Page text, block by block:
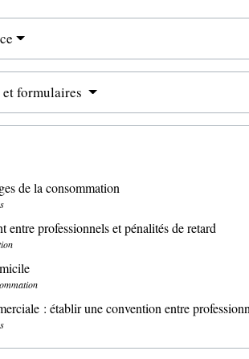
formulaires
de la consommation
entre professionnels et pénalités de retard
: établir une convention entre